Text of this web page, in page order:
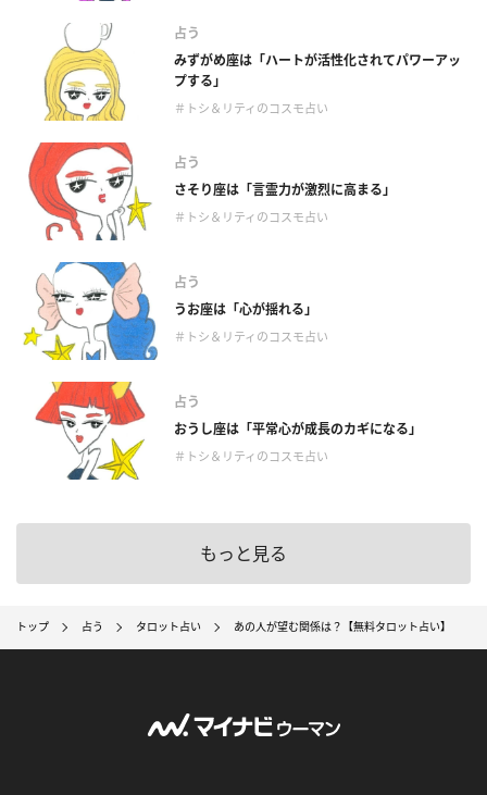
占う
みずがめ座は「ハートが活性化されてパワーアッ
プする」
＃トシ＆リティのコスモ占い
占う
さそり座は「言霊力が激烈に高まる」
＃トシ＆リティのコスモ占い
占う
うお座は「心が揺れる」
＃トシ＆リティのコスモ占い
占う
おうし座は「平常心が成長のカギになる」
＃トシ＆リティのコスモ占い
もっと見る
トップ 占う タロット占い あの人が望む関係は？【無料タロット占い】